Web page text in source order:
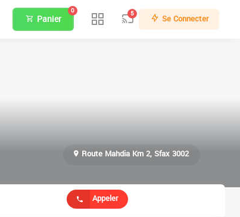
Panier
0 5 Se Connecter
Route Mahdia Km 2, Sfax 3002
Appeler